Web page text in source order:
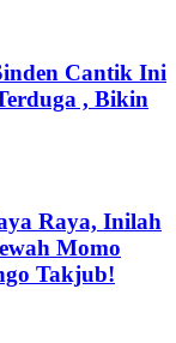
Cantik Ini
, Bikin
Raya, Inilah
Momo
Takjub!